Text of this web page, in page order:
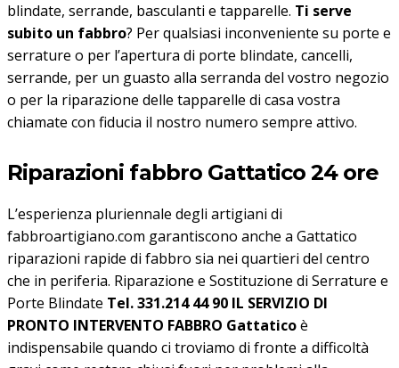
blindate, serrande, basculanti e tapparelle. Ti serve
subito un fabbro? Per qualsiasi inconveniente su porte e
serrature o per l’apertura di porte blindate, cancelli,
serrande, per un guasto alla serranda del vostro negozio
o per la riparazione delle tapparelle di casa vostra
chiamate con fiducia il nostro numero sempre attivo.
Riparazioni fabbro Gattatico 24 ore
L’esperienza pluriennale degli artigiani di
fabbroartigiano.com garantiscono anche a Gattatico
riparazioni rapide di fabbro sia nei quartieri del centro
che in periferia. Riparazione e Sostituzione di Serrature e
Porte Blindate Tel. 331.214 44 90 IL SERVIZIO DI
PRONTO INTERVENTO FABBRO Gattaticoè
indispensabile quando ci troviamo di fronte a difficoltà